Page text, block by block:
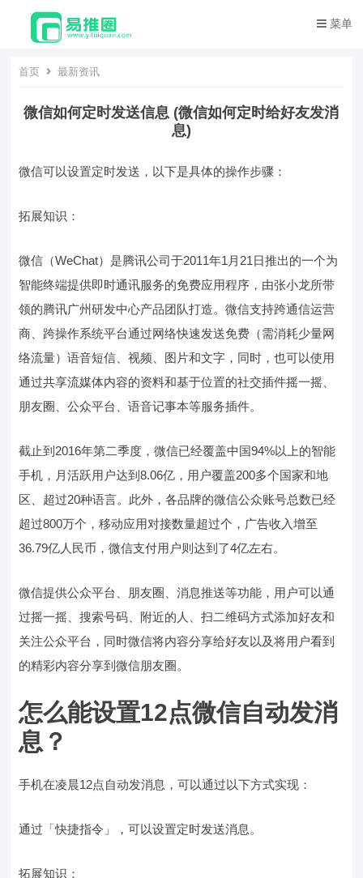
菜单
首页 最新资讯
微信如何定时发送信息 (微信如何定时给好友发消
息)
微信可以设置定时发送，以下是具体的操作步骤：
拓展知识：
微信（WeChat）是腾讯公司于2011年1月21日推出的一个为
智能终端提供即时通讯服务的免费应用程序，由张小龙所带
领的腾讯广州研发中心产品团队打造。微信支持跨通信运营
商、跨操作系统平台通过网络快速发送免费（需消耗少量网
络流量）语音短信、视频、图片和文字，同时，也可以使用
通过共享流媒体内容的资料和基于位置的社交插件摇一摇、
朋友圈、公众平台、语音记事本等服务插件。
截止到2016年第二季度，微信已经覆盖中国94%以上的智能
手机，月活跃用户达到8.06亿，用户覆盖200多个国家和地
区、超过20种语言。此外，各品牌的微信公众账号总数已经
超过800万个，移动应用对接数量超过个，广告收入增至
36.79亿人民币，微信支付用户则达到了4亿左右。
微信提供公众平台、朋友圈、消息推送等功能，用户可以通
过摇一摇、搜索号码、附近的人、扫二维码方式添加好友和
关注公众平台，同时微信将内容分享给好友以及将用户看到
的精彩内容分享到微信朋友圈。
怎么能设置12点微信自动发消
息？
手机在凌晨12点自动发消息，可以通过以下方式实现：
通过「快捷指令」，可以设置定时发送消息。
拓展知识：